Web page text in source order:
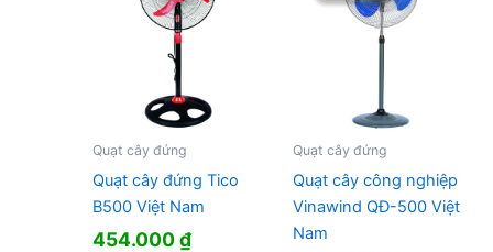
Quạt cây đứng
Quạt cây đứng Tico
B500 Việt Nam
454.000₫
Quạt cây đứng
Quạt cây công nghiệp
Vinawind QĐ-500 Việt
Nam